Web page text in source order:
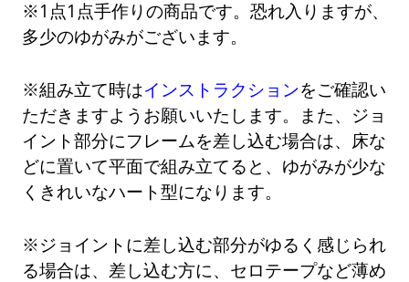
※1点1点手作りの商品です。恐れ入りますが、
多少のゆがみがございます。
※組み立て時はインストラクションをご確認い
ただきますようお願いいたします。また、ジョ
イント部分にフレームを差し込む場合は、床な
どに置いて平面で組み立てると、ゆがみが少な
くきれいなハート型になります。
※ジョイントに差し込む部分がゆるく感じられ
る場合は、差し込む方に、セロテープなど薄め